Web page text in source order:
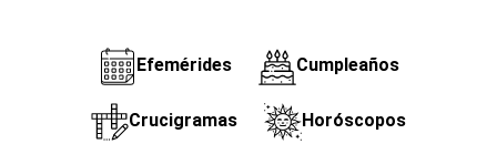
Efemérides Cumpleaños
Crucigramas Horóscopos